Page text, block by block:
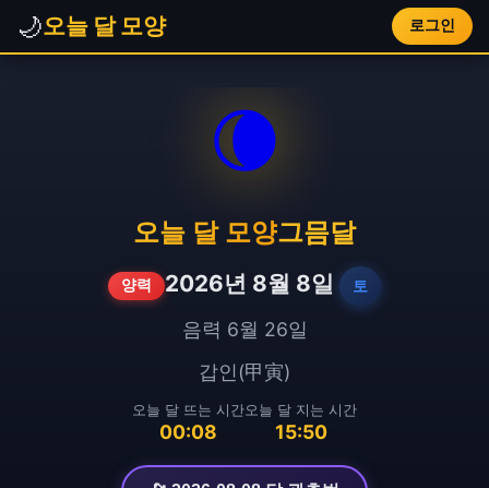
🌙오늘 달 모양 로그인
🌘
오늘 달 모양그믐달
양력 2026년 8월 8일 토
음력 6월 26일
갑인(甲寅)
오늘 달 뜨는 시간
00:08
오늘 달 지는 시간
15:50